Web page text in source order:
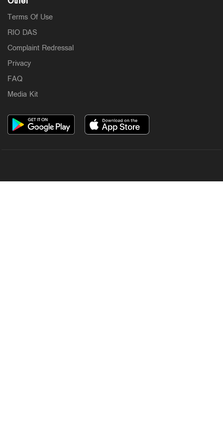
Terms Of Use
RIO DAS
Complaint Redressal
Privacy
FAQ
Media Kit